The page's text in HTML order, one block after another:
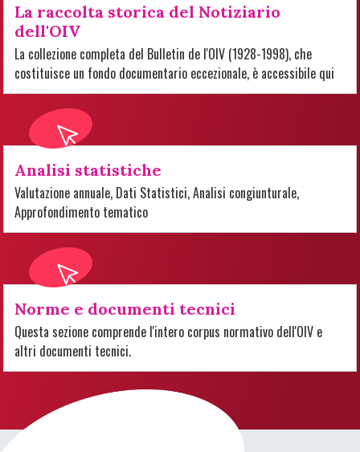
La raccolta storica del Notiziario
dell'OIV
La collezione completa del Bulletin de l'OIV (1928-1998), che
costituisce un fondo documentario eccezionale, è accessibile qui
Analisi statistiche
Valutazione annuale, Dati Statistici, Analisi congiunturale,
Approfondimento tematico
Norme e documenti tecnici
Questa sezione comprende l'intero corpus normativo dell'OIV e
altri documenti tecnici.